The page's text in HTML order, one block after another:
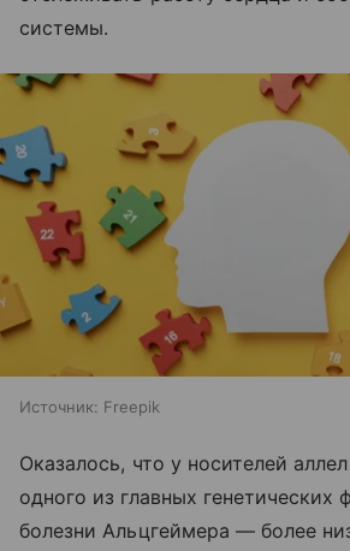
системы.
Источник: Freepik
Оказалось, что у носителей
одного из главных генетических
болезни Альцгеймера — более